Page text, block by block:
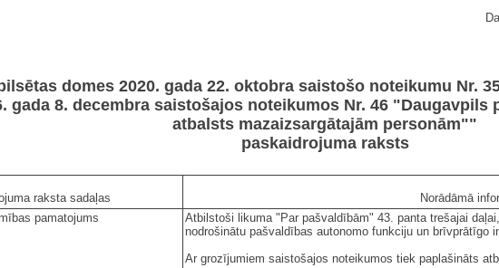
domes 2020. gada 22. oktobra saistošo noteikumu Nr.
gada 8. decembra saistošajos noteikumos Nr. 46
atbalsts mazaizsargātajām personām""
paskaidrojuma raksts
raksta sadaļas
Norādāmā
pamatojums
Atbilstoši likuma "Par pašvaldībām" 43. panta trešajai
nodrošinātu pašvaldības autonomo funkciju un brīvprātīgo
Ar grozījumiem saistošajos noteikumos tiek paplašināts